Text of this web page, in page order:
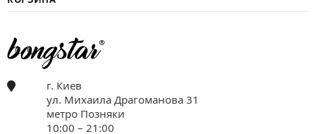
г. Киев
ул. Михаила Драгоманова 31
метро Позняки
10:00 – 21:00